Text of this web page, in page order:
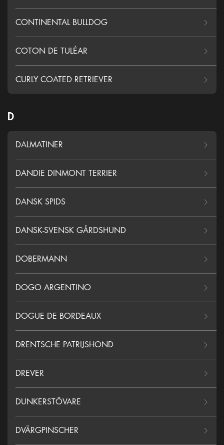
CONTINENTAL BULLDOG
COTON DE TULÉAR
CURLY COATED RETRIEVER
D
DALMATINER
DANDIE DINMONT TERRIER
DANSK SPIDS
DANSK-SVENSK GÅRDSHUND
DOBERMANN
DOGO ARGENTINO
DOGUE DE BORDEAUX
DRENTSCHE PATRIJSHOND
DREVER
DUNKERSTÖVARE
DVÄRGPINSCHER